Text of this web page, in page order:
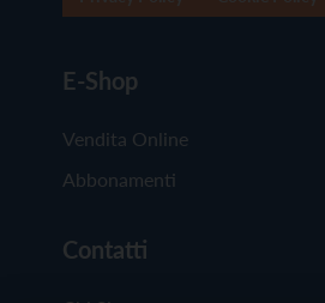
E-Shop
Vendita Online
Abbonamenti
Contatti